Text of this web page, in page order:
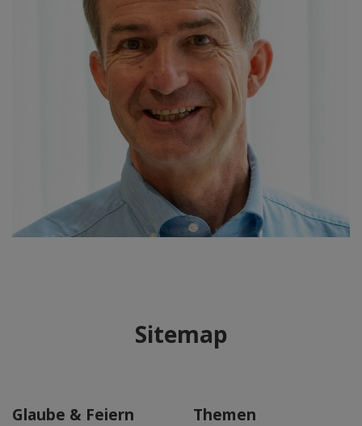
Sitemap
Glaube & Feiern Themen